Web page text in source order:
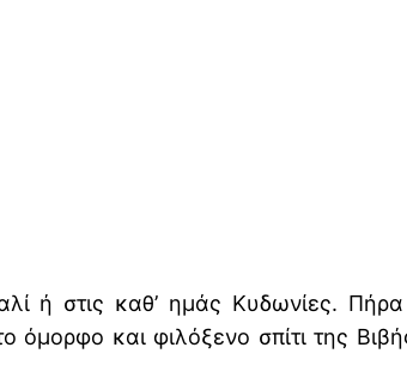
ή στις καθ’ ημάς Κυδωνίες.
και φιλόξενο σπίτι της